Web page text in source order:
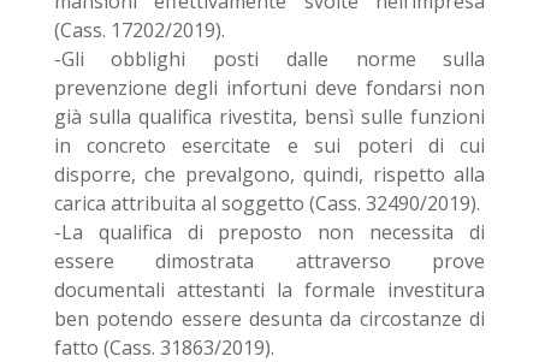
(Cass. 17202/2019).
-Gli obblighi posti dalle norme sulla
prevenzione degli infortuni deve fondarsi non
già sulla qualifica rivestita, bensì sulle funzioni
in concreto esercitate e sui poteri di cui
disporre, che prevalgono, quindi, rispetto alla
carica attribuita al soggetto (Cass. 32490/2019).
-La qualifica di preposto non necessita di
essere dimostrata attraverso prove
documentali attestanti la formale investitura
ben potendo essere desunta da circostanze di
fatto (Cass. 31863/2019).